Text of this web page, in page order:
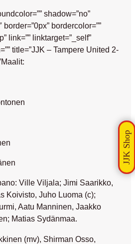
shadow=”no”
bordercolor=””
link=”” linktarget=”_self”
title=”JJK – Tampere United 2-
Ville Viljala; Jimi Saarikko,
Koivisto, Juho Luoma (c);
Aatu Manninen, Jaakko
Matias Sydänmaa.
(mv), Shirman Osso,